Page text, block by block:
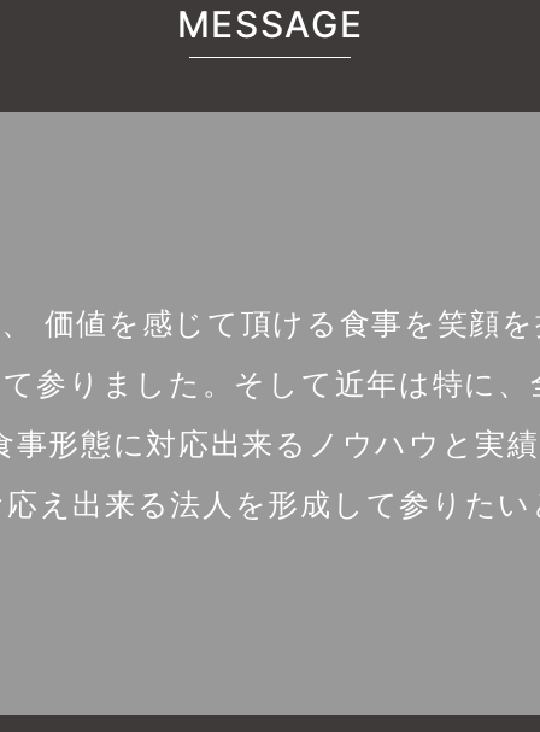
MESSAGE
価値を感じて頂ける食事を笑顔
参りました。そして近年は特に
事形態に対応出来るノウハウと実
え出来る法人を形成して参りた